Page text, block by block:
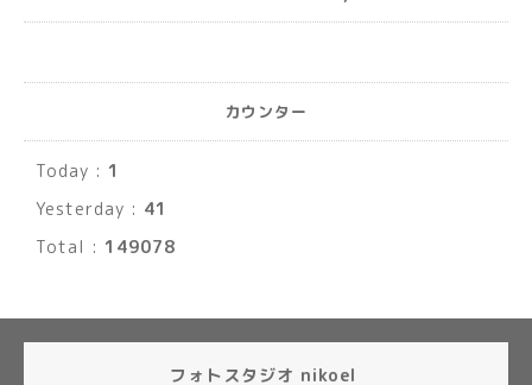
カウンター
Today : 1
Yesterday : 41
Total : 149078
フォトスタジオ nikoel